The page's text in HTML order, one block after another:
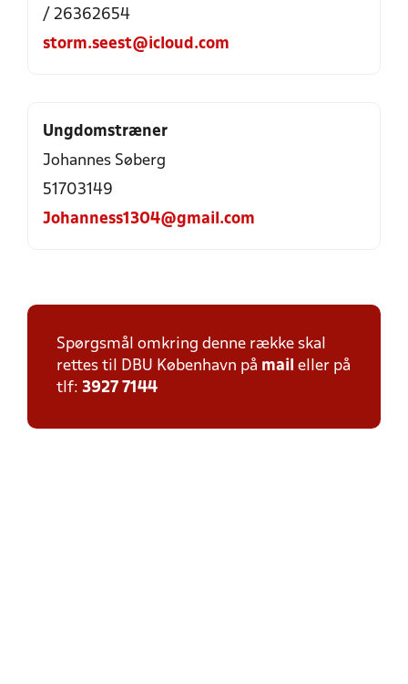
/ 26362654
storm.seest@icloud.com
Ungdomstræner
Johannes Søberg
51703149
Johanness1304@gmail.com
Spørgsmål omkring denne række skal
rettes til DBU København på mail eller på
tlf: 3927 7144